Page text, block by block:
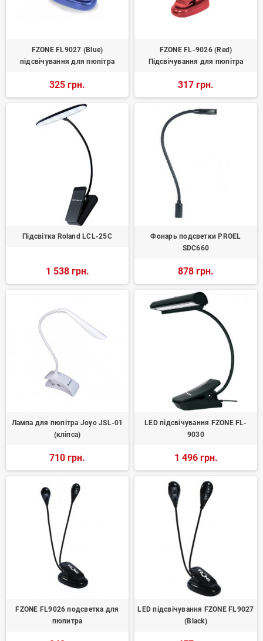
FZONE FL9027 (Blue)
підсвічування для пюпітра
325 грн.
FZONE FL-9026 (Red)
Підсвічування для пюпітра
317 грн.
Підсвітка Roland LCL-25C
1 538 грн.
Фонарь подсветки PROEL
SDC660
878 грн.
Лампа для пюпітра Joyo JSL-01
(кліпса)
710 грн.
LED підсвічування FZONE FL-
9030
1 496 грн.
FZONE FL9026 подсветка для
пюпитра
LED підсвічування FZONE FL9027
(Black)